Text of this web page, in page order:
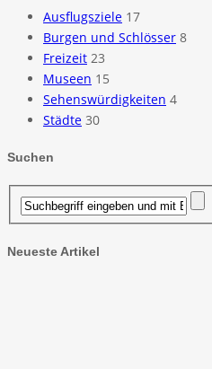
Ausflugsziele 17
Burgen und Schlösser 8
Freizeit 23
Museen 15
Sehenswürdigkeiten 4
Städte 30
Suchen
Neueste Artikel